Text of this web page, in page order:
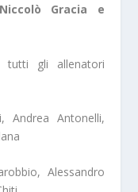
Gracia e
tutti gli allenatori
Andrea Antonelli,
Alessandro